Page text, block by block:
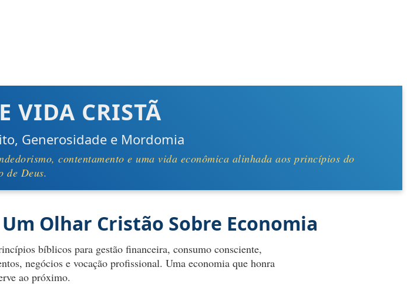
VIDA CRISTÃ
Generosidade e Mordomia
contentamento e uma vida econômica alinhada aos princípios do
de Deus.
Olhar Cristão Sobre Economia
bíblicos para gestão financeira, consumo consciente,
negócios e vocação profissional. Uma economia que honra
ao próximo.